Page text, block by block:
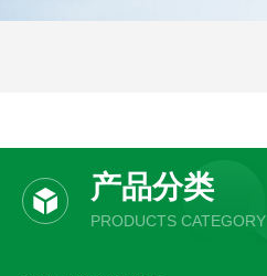
产品分类
PRODUCTS CATEGORY